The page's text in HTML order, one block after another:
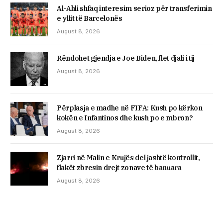
Al-Ahli shfaq interesim serioz për transferimin
e yllit të Barcelonës
August 8, 2026
Rëndohet gjendja e Joe Biden, flet djali i tij
August 8, 2026
Përplasja e madhe në FIFA: Kush po kërkon
kokën e Infantinos dhe kush po e mbron?
August 8, 2026
Zjarri në Malin e Krujës del jashtë kontrollit,
flakët zbresin drejt zonave të banuara
August 8, 2026